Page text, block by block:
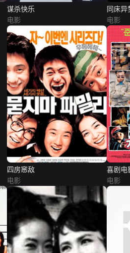
谋杀快乐
电影
同床异
电影
四房窸敌
电影
喜剧电
电影